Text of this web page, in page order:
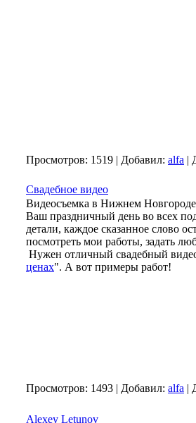
Просмотров: 1519 | Добавил: alfa |
Свадебное видео
Видеосъемка в Нижнем Новгороде
Ваш праздничный день во всех
детали, каждое сказанное слово
посмотреть мои работы, задать
Нужен отличный свадебный
ценах". А вот примеры работ!
Просмотров: 1493 | Добавил: alfa |
Alexey Letunov